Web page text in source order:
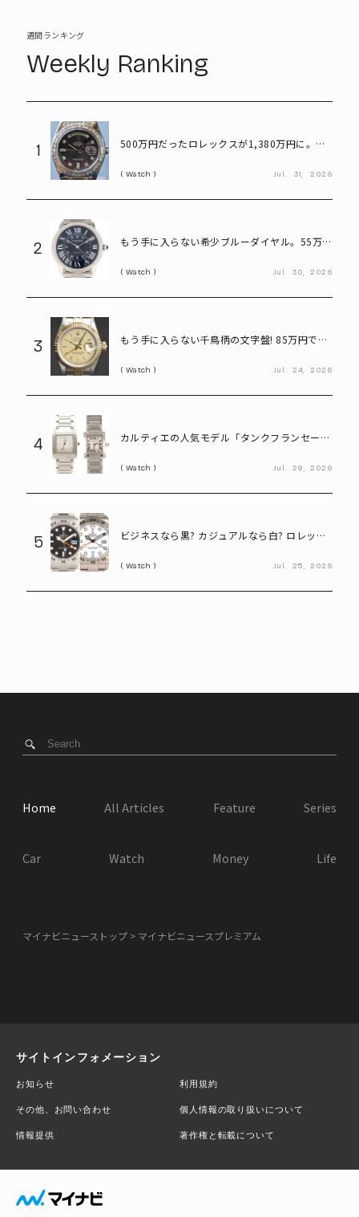
週間ランキング
Weekly Ranking
1
500万円だったロレックスが1,380万円に。プ
Watch Jul. 31, 2026
2
もう手に入らない希少ブルーダイヤル。55万円
Watch Jul. 30, 2026
3
もう手に入らない千鳥柄の文字盤! 85万円で買
Ref.69173」
Watch Jul. 24, 2026
4
カルティエの人気モデル「タンクフランセー
Watch Jul. 29, 2026
5
ビジネスなら黒? カジュアルなら白? ロレック
Watch Jul. 25, 2026
Home All Articles Feature Series
Car Watch Money Life
マイナビニューストップ マイナビニュースプレミアム
サイトインフォメーション
お知らせ 利用規約
その他、お問い合わせ 個人情報の取り扱いについて
情報提供 著作権と転載について